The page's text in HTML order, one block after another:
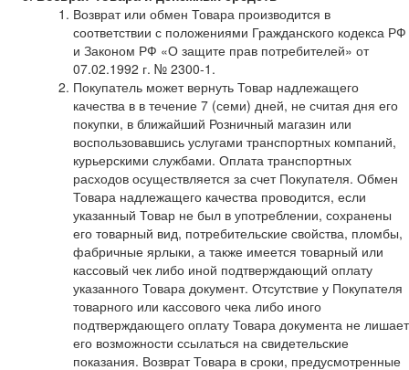
Возврат или обмен Товара производится в
соответствии с положениями Гражданского кодекса РФ
и Законом РФ «О защите прав потребителей» от
07.02.1992 г. № 2300-1.
Покупатель может вернуть Товар надлежащего
качества в в течение 7 (семи) дней, не считая дня его
покупки, в ближайший Розничный магазин или
воспользовавшись услугами транспортных компаний,
курьерскими службами. Оплата транспортных
расходов осуществляется за счет Покупателя. Обмен
Товара надлежащего качества проводится, если
указанный Товар не был в употреблении, сохранены
его товарный вид, потребительские свойства, пломбы,
фабричные ярлыки, а также имеется товарный или
кассовый чек либо иной подтверждающий оплату
указанного Товара документ. Отсутствие у Покупателя
товарного или кассового чека либо иного
подтверждающего оплату Товара документа не лишает
его возможности ссылаться на свидетельские
показания. Возврат Товара в сроки, предусмотренные